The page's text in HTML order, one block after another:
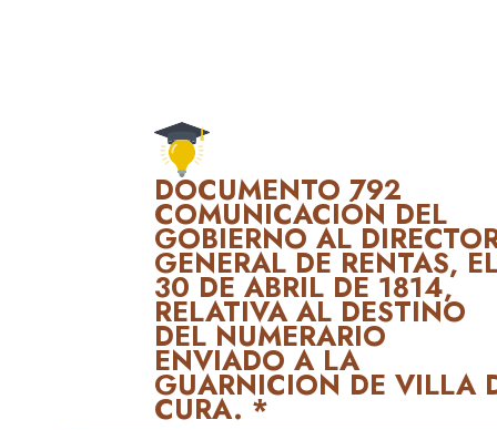
DOCUMENTO 792
COMUNICACIÓN DEL
GOBIERNO AL
GENERAL DE RENTAS,
30 DE ABRIL DE 1814,
RELATIVA AL DESTINO
DEL NUMERARIO
ENVIADO A LA
GUARNICION DE VILLA
CURA. *